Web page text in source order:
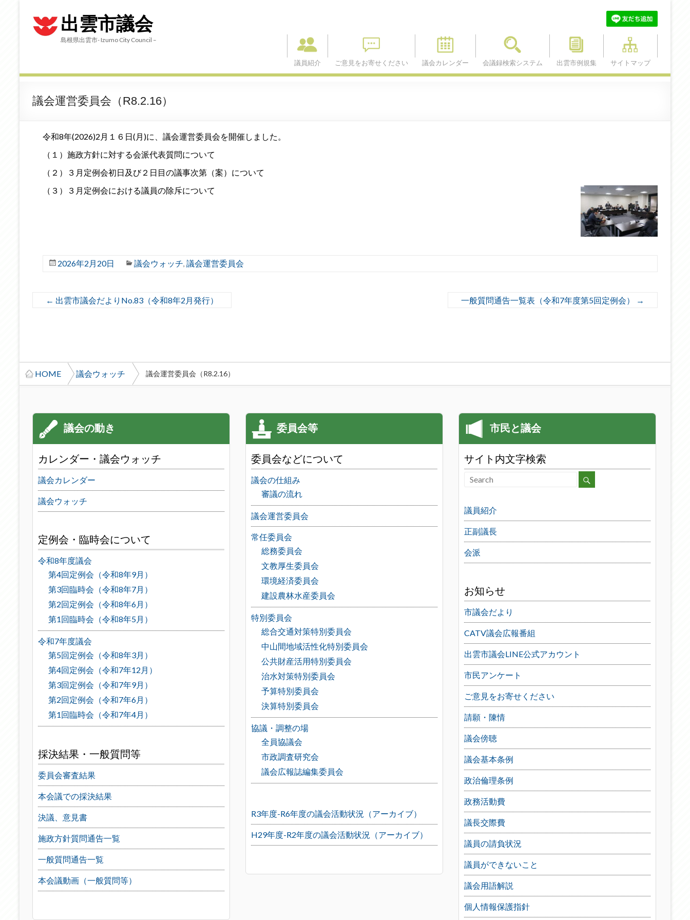
出雲市議会
島根県出雲市- Izumo City Council –
議員紹介 ご意見をお寄せください 議会カレンダー 会議録検索システム 出雲市例規集 サイトマップ
議会運営委員会（R8.2.16）
令和8年(2026)2月１６日(月)に、議会運営委員会を開催しました。
（１）施政方針に対する会派代表質問について
（２）３月定例会初日及び２日目の議事次第（案）について
（３）３月定例会における議員の除斥について
2026年2月20日 議会ウォッチ, 議会運営委員会
← 出雲市議会だよりNo.83（令和8年2月発行） 一般質問通告一覧表（令和7年度第5回定例会） →
HOME 議会ウォッチ 議会運営委員会（R8.2.16）
カレンダー・議会ウォッチ
議会カレンダー
議会ウォッチ
定例会・臨時会について
令和8年度議会
第4回定例会（令和8年9月）
第3回臨時会（令和8年7月）
第2回定例会（令和8年6月）
第1回臨時会（令和8年5月）
令和7年度議会
第5回定例会（令和8年3月）
第4回定例会（令和7年12月）
第3回定例会（令和7年9月）
第2回定例会（令和7年6月）
第1回臨時会（令和7年4月）
採決結果・一般質問等
委員会審査結果
本会議での採決結果
決議、意見書
施政方針質問通告一覧
一般質問通告一覧
本会議動画（一般質問等）
委員会などについて
議会の仕組み
審議の流れ
議会運営委員会
常任委員会
総務委員会
文教厚生委員会
環境経済委員会
建設農林水産委員会
特別委員会
総合交通対策特別委員会
中山間地域活性化特別委員会
公共財産活用特別委員会
治水対策特別委員会
予算特別委員会
決算特別委員会
協議・調整の場
全員協議会
市政調査研究会
議会広報誌編集委員会
R3年度-R6年度の議会活動状況（アーカイブ）
H29年度-R2年度の議会活動状況（アーカイブ）
サイト内文字検索
議員紹介
正副議長
会派
お知らせ
市議会だより
CATV議会広報番組
出雲市議会LINE公式アカウント
市民アンケート
ご意見をお寄せください
請願・陳情
議会傍聴
議会基本条例
政治倫理条例
政務活動費
議長交際費
議員の請負状況
議員ができないこと
議会用語解説
個人情報保護指針